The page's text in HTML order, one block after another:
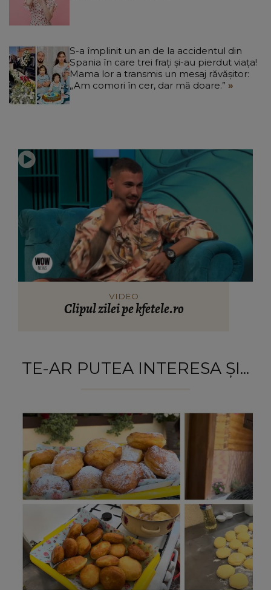
S-a împlinit un an de la accidentul din
Spania în care trei frați și-au pierdut viața!
Mama lor a transmis un mesaj răvășitor:
„Am comori în cer, dar mă doare.”
VIDEO
Clipul zilei pe kfetele.ro
TE-AR PUTEA INTERESA ȘI...